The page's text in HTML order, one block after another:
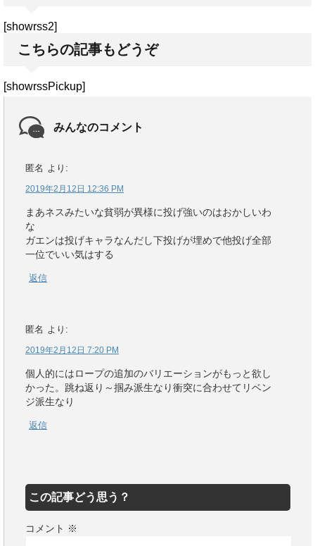
[showrss2]
こちらの記事もどうぞ
[showrssPickup]
みんなのコメント
匿名 より:
2019年2月12日 12:36 PM
まあネスみたいな貧弱が異様に投げ強いのはおかしいわ
な
ガエンは投げキャラなんだし下投げが埋めで他投げ全部
一位でいい気はする
返信
匿名 より:
2019年2月12日 7:20 PM
個人的にはロープの追加のバリエーションがもっと欲し
かった。跳ね返り～掴み派生なり衝突に合わせてリベン
ジ派生なり
返信
この記事どう思う？
コメント ※